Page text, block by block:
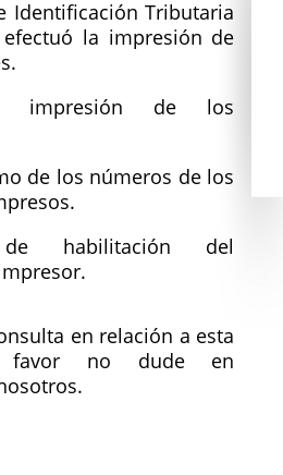
Identificación Tributaria
efectuó la impresión de
impresión de los
de los números de los
habilitación del
en relación a esta
favor no dude en